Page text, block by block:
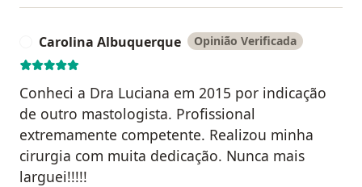
Carolina Albuquerque Opinião Verificada
Conheci a Dra Luciana em 2015 por indicação
de outro mastologista. Profissional
extremamente competente. Realizou minha
cirurgia com muita dedicação. Nunca mais
larguei!!!!!